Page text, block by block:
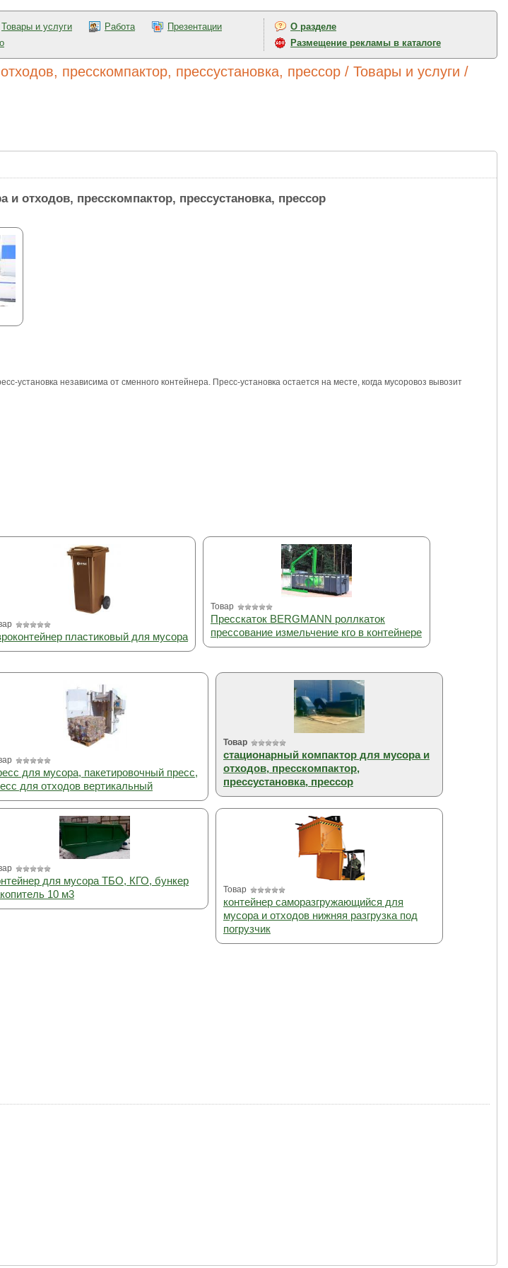
Товары и услуги Работа
Презентации
О разделе
Размещение рекламы в каталоге
пресскомпактор, прессустановка, прессор / Товары и услуги /
отходов, пресскомпактор, прессустановка, прессор
установка независима от сменного контейнера. Пресс-установка остается на месте, когда мусоровоз вывозит
пластиковый для мусора
Товар
Пресскаток BERGMANN роллкаток
прессование измельчение кго в контейнере
для мусора, пакетировочный пресс,
для отходов вертикальный
Товар
стационарный компактор для мусора и
отходов, пресскомпактор,
прессустановка, прессор
для мусора ТБО, КГО, бункер
10 м3
Товар
контейнер саморазгружающийся для
мусора и отходов нижняя разгрузка под
погрузчик